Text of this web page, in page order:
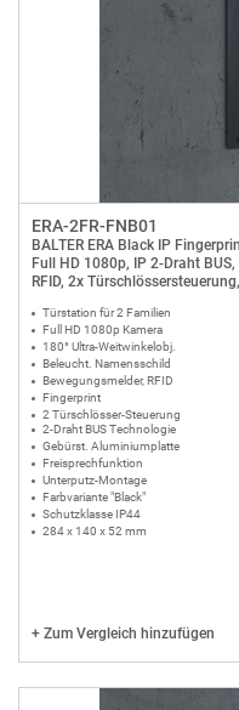
ERA-2FR-FNB01
BALTER ERA Black IP
Full HD 1080p, IP 2-Draht
RFID, 2x
Türstation für 2 Familien
Full HD 1080p Kamera
180° Ultra-Weitwinkelobj.
Beleucht. Namensschild
Bewegungsmelder, RFID
Fingerprint
2 Türschlösser-Steuerung
2-Draht BUS Technologie
Gebürst. Aluminiumplatte
Freisprechfunktion
Unterputz-Montage
Farbvariante "Black"
Schutzklasse IP44
284 x 140 x 52 mm
+ Zum Vergleich hinzufügen